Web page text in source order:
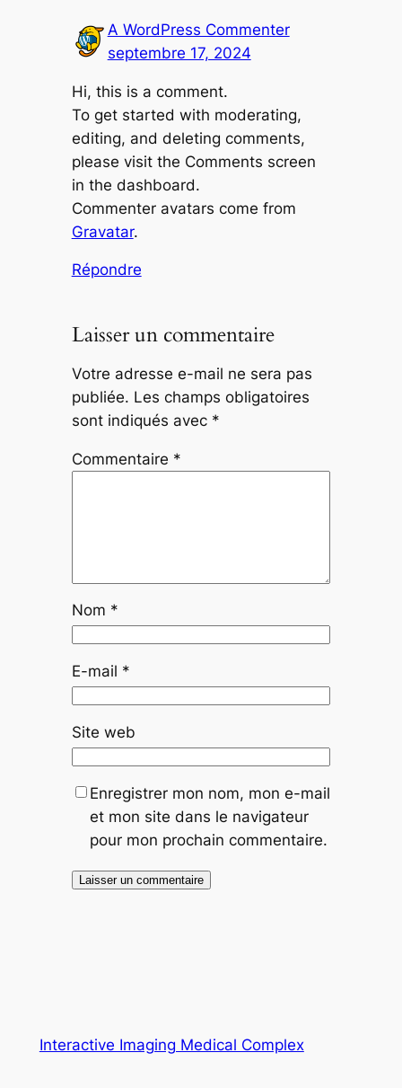
A WordPress Commenter
septembre 17, 2024
Hi, this is a comment.
To get started with moderating,
editing, and deleting comments,
please visit the Comments screen
in the dashboard.
Commenter avatars come from
Gravatar.
Répondre
Laisser un commentaire
Votre adresse e-mail ne sera pas
publiée. Les champs obligatoires
sont indiqués avec *
Commentaire *
Nom *
E-mail *
Site web
Enregistrer mon nom, mon e-mail
et mon site dans le navigateur
pour mon prochain commentaire.
Interactive Imaging Medical Complex